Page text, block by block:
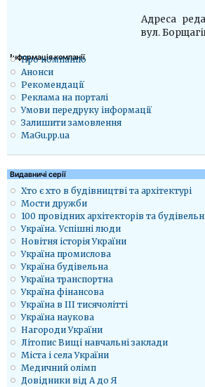
Адреса
вул.
Iнформація компанії
Про компанію
Анонси
Рекомендації
Реклама на порталі
Умови передруку інформації
Залишити замовлення
MaGu.pp.ua
Видавничі серії
Хто є хто в будівництві та архітектурі
Мости дружби
100 провідних архітекторів та
Україна. Успішні люди
Новітня історія України
Україна промислова
Україна будівельна
Україна транспортна
Україна фінансова
Україна в ІІІ тисячолітті
Україна наукова
Нагороди України
Літопис Вищі навчальні заклади
Міста і села України
Медичний олімп
Довідники від А до Я